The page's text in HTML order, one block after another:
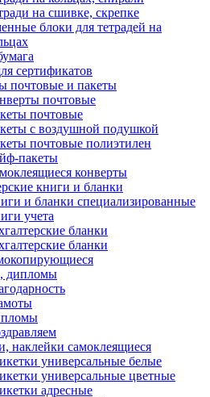
на сшивке, скрепке
блоки для тетрадей на
сертификатов
почтовые и пакеты
почтовые
почтовые
с воздушной подушкой
почтовые полиэтилен
пакеты
конверты
книги и бланки
и бланки специализированные
учета
бланки
бланки
дипломы
наклейки самоклеящиеся
универсальные белые
универсальные цветные
адресные